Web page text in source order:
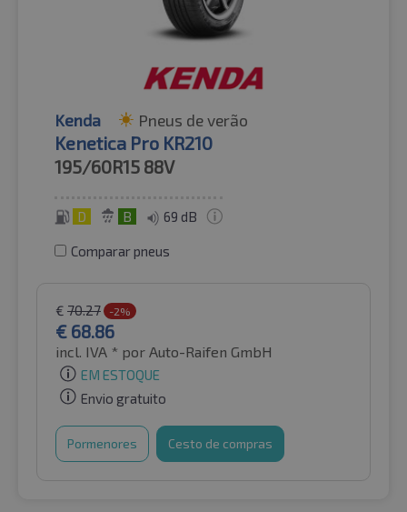
Kenda Pneus de verão
Kenetica Pro KR210
195/60R15 88V
D B 69 dB
Comparar pneus
€ 70.27 -2%
€ 68.86
incl. IVA * por Auto-Raifen GmbH
EM ESTOQUE
Envio gratuito
Pormenores Cesto de compras